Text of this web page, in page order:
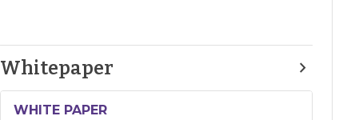
Whitepaper
WHITE PAPER